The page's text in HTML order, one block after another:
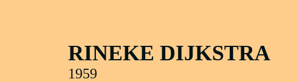
RINEKE DIJKSTRA
1959